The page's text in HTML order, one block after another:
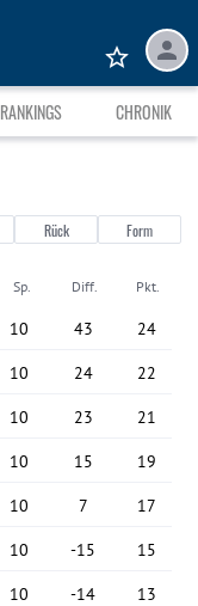
RANKINGS CHRONIK
Rück Form
Sp. Diff. Pkt.
10 43 24
10 24 22
10 23 21
10 15 19
10 7 17
10 -15 15
10 -14 13